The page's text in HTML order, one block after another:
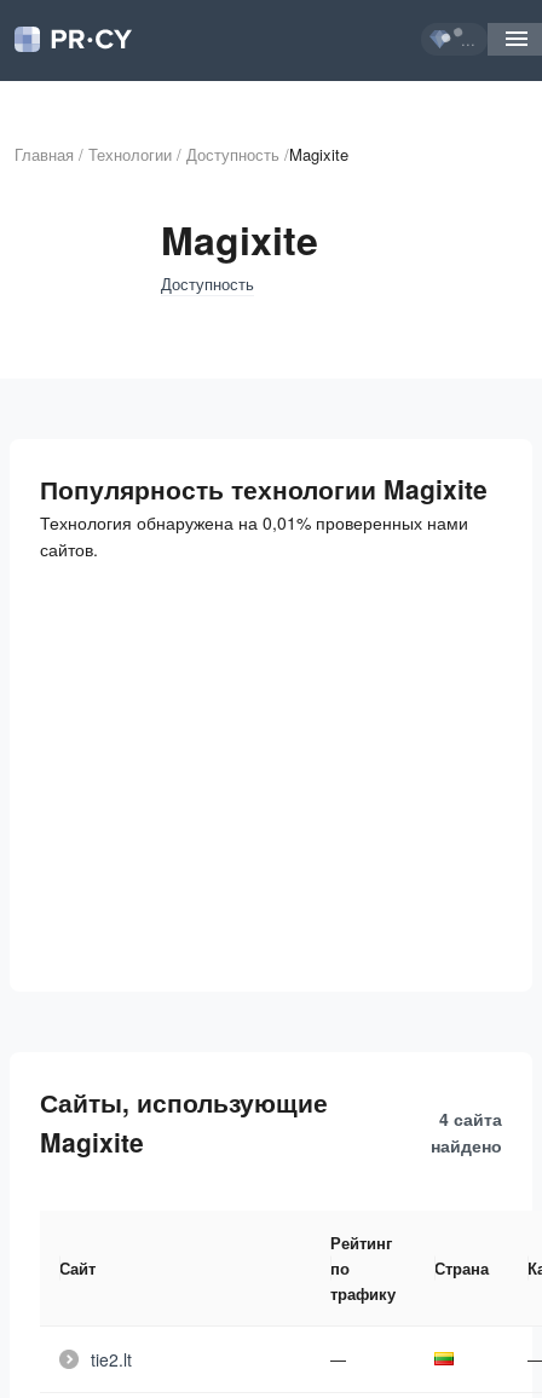
...
Главная / Технологии / Доступность /Magixite
Magixite
Доступность
Популярность технологии Magixite
Технология обнаружена на 0,01% проверенных нами
сайтов.
Сайты, использующие
Magixite
4 сайта
найдено
Сайт
Рейтинг
по
трафику
Страна
tie2.lt — —